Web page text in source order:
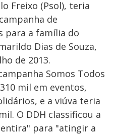
Freixo (Psol), teria
de
para a família do
Dias de Souza,
de 2013.
Somos Todos
mil em eventos,
e a viúva teria
O DDH classificou a
para "atingir a